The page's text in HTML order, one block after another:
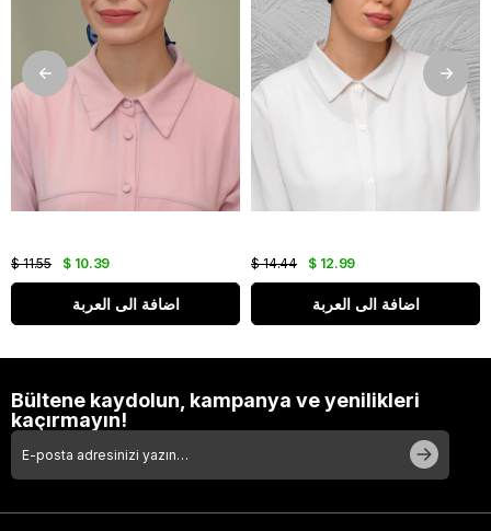
$ 10.39
$ 11.55
اضافة الى العربة
$ 12.99
$ 14.44
اضافة الى العربة
Bültene kaydolun, kampanya ve yenilikleri
kaçırmayın!